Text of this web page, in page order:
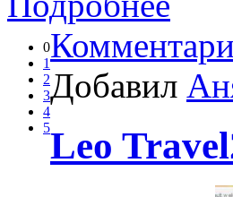
0
1
2
3
4
5
Добавил
Leo